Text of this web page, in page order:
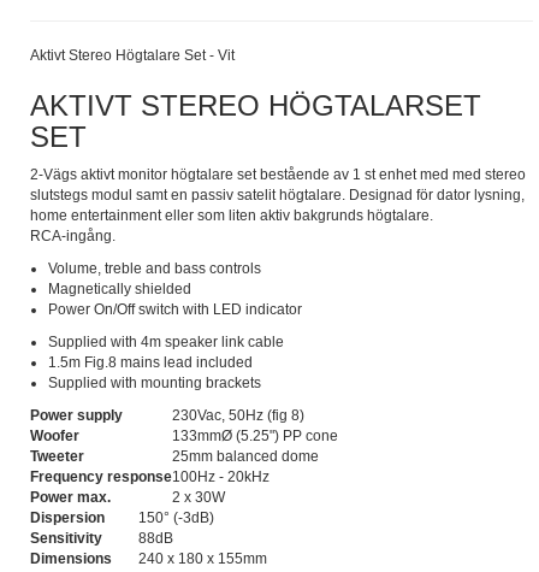
Aktivt Stereo Högtalare Set - Vit
AKTIVT STEREO HÖGTALARSET
SET
2-Vägs aktivt monitor högtalare set bestående av 1 st enhet med med stereo
slutstegs modul samt en passiv satelit högtalare. Designad för dator lysning,
home entertainment eller som liten aktiv bakgrunds högtalare.
RCA-ingång.
Volume, treble and bass controls
Magnetically shielded
Power On/Off switch with LED indicator
Supplied with 4m speaker link cable
1.5m Fig.8 mains lead included
Supplied with mounting brackets
Power supply
230Vac, 50Hz (fig 8)
Woofer
133mmØ (5.25") PP cone
Tweeter
25mm balanced dome
Frequency response100Hz - 20kHz
Power max.
2 x 30W
Dispersion
150° (-3dB)
Sensitivity
88dB
Dimensions
240 x 180 x 155mm